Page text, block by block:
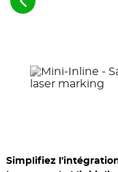
Voir
les
Simplifiez